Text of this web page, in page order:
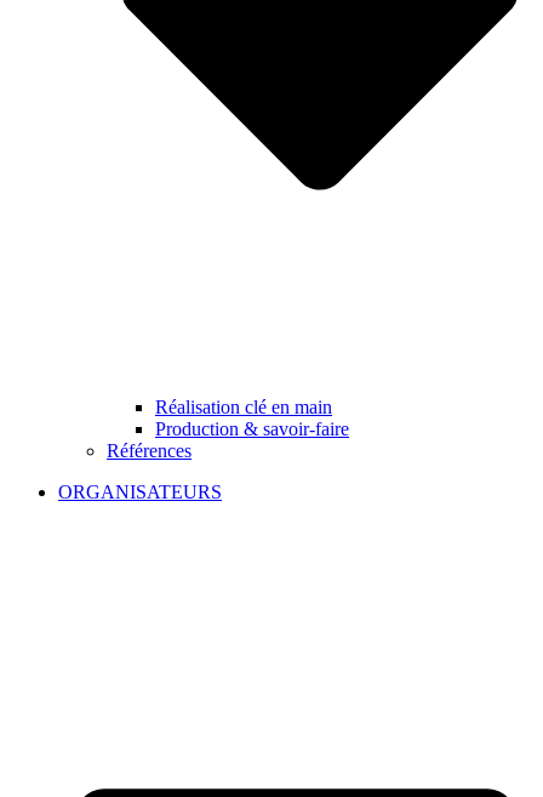
Réalisation clé en main
Production & savoir-faire
Références
ORGANISATEURS